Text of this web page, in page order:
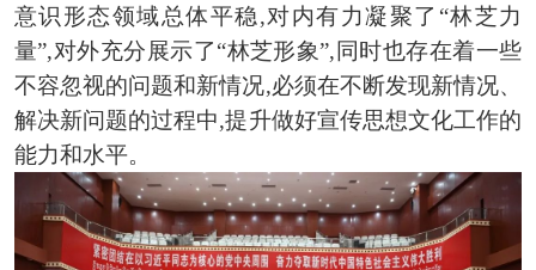
意识形态领域总体平稳,对内有力凝聚了“林芝力
量”,对外充分展示了“林芝形象”,同时也存在着一些
不容忽视的问题和新情况,必须在不断发现新情况、
解决新问题的过程中,提升做好宣传思想文化工作的
能力和水平。